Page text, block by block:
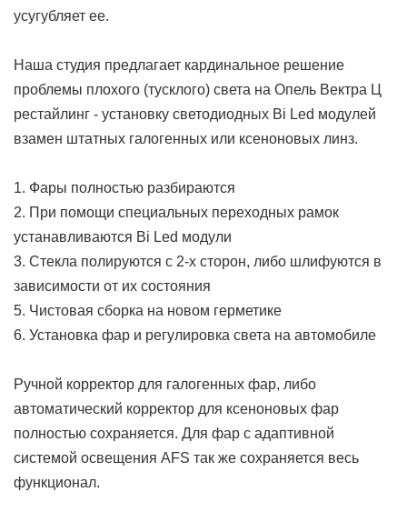
усугубляет ее.
Наша студия предлагает кардинальное решение
проблемы плохого (тусклого) света на Опель Вектра Ц
рестайлинг - установку светодиодных Bi Led модулей
взамен штатных галогенных или ксеноновых линз.
1. Фары полностью разбираются
2. При помощи специальных переходных рамок
устанавливаются Bi Led модули
3. Стекла полируются с 2-х сторон, либо шлифуются в
зависимости от их состояния
5. Чистовая сборка на новом герметике
6. Установка фар и регулировка света на автомобиле
Ручной корректор для галогенных фар, либо
автоматический корректор для ксеноновых фар
полностью сохраняется. Для фар с адаптивной
системой освещения AFS так же сохраняется весь
функционал.